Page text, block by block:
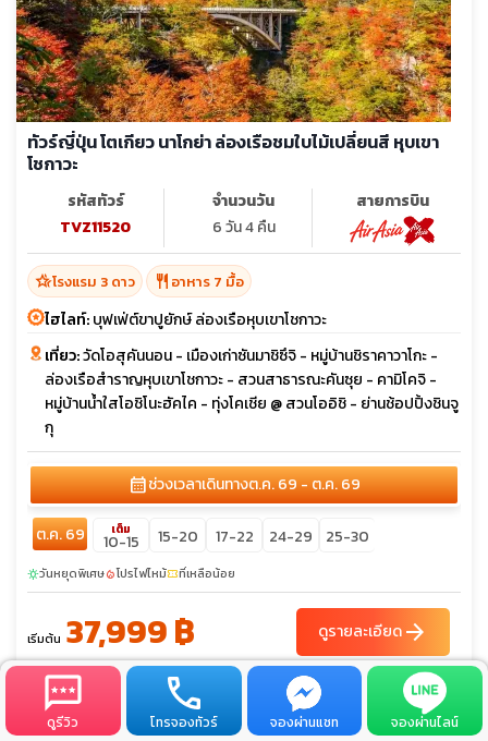
ทัวร์ญี่ปุ่น โตเกียว นาโกย่า ล่องเรือชมใบไม้เปลี่ยนสี หุบเขา
โชกาวะ
รหัสทัวร์
TVZ11520
จำนวนวัน
6 วัน 4 คืน
สายการบิน
hotel_classโรงแรม 3 ดาว restaurant อาหาร 7 มื้อ
ไฮไลท์:บุฟเฟ่ต์ขาปูยักษ์ ล่องเรือหุบเขาโชกาวะ
เที่ยว:วัดโอสุคันนอน - เมืองเก่าซันมาชิซึจิ - หมู่บ้านชิราคาวาโกะ -
ล่องเรือสำราญหุบเขาโชกาวะ - สวนสาธารณะคันซุย - คามิโคจิ -
หมู่บ้านน้ำใสโอชิโนะฮัคไค - ทุ่งโคเชีย @ สวนโออิชิ - ย่านช้อปปิ้งชินจู
กุ
calendar_monthช่วงเวลาเดินทางต.ค. 69 - ต.ค. 69
ต.ค. 69 เต็ม
10-15 15-20 17-22 24-29 25-30
sunnyวันหยุดพิเศษlocal_fire_departmentโปรไฟไหม้confirmation_numberที่เหลือน้อย
เริ่มต้น 37,999 ฿ ดูรายละเอียดarrow_forward
ดูรีวิว โทรจองทัวร์ จองผ่านแชท จองผ่านไลน์